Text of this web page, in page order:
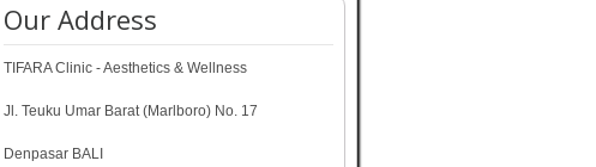
Our Address
TIFARA Clinic - Aesthetics & Wellness
Jl. Teuku Umar Barat (Marlboro) No. 17
Denpasar BALI